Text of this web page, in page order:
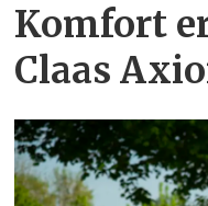
Komfort
Claas